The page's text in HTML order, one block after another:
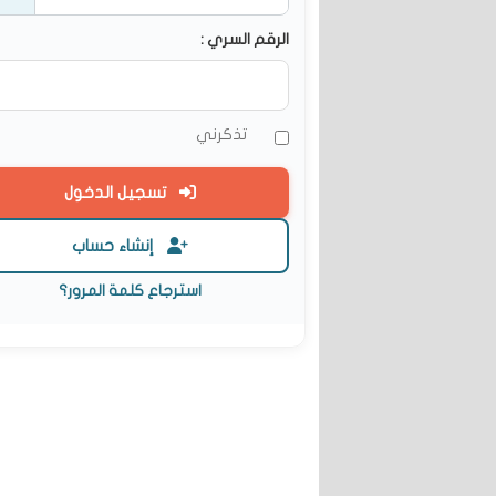
الرقم السري :
تذكرني
تسجيل الدخول
إنشاء حساب
استرجاع كلمة المرور؟